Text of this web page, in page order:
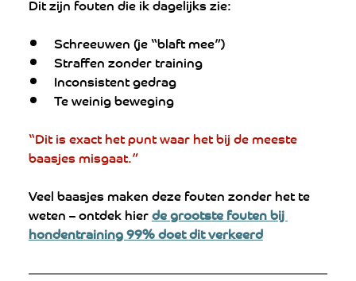
Schreeuwen (je “blaft mee”)
Straffen zonder training
Inconsistent gedrag
Te weinig beweging
“Dit is exact het punt waar het bij de meeste
baasjes misgaat.”
Veel baasjes maken deze fouten zonder het te
weten – ontdek hier de grootste fouten bij
hondentraining 99% doet dit verkeerd